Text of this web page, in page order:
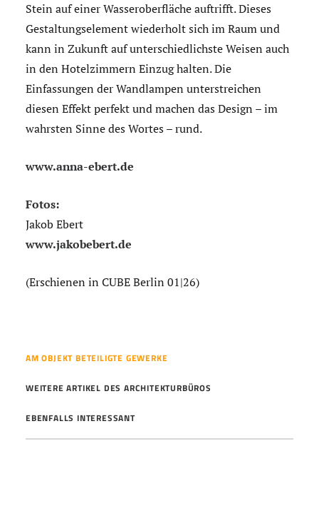
Stein auf einer Wasseroberfläche auftrifft. Dieses
Gestaltungselement wiederholt sich im Raum und
kann in Zukunft auf unterschiedlichste Weisen auch
in den Hotelzimmern Einzug halten. Die
Einfassungen der Wandlampen unterstreichen
diesen Effekt perfekt und machen das Design – im
wahrsten Sinne des Wortes – rund.
www.anna-ebert.de
Fotos:
Jakob Ebert
www.jakobebert.de
(Erschienen in CUBE Berlin 01|26)
AM OBJEKT BETEILIGTE GEWERKE
WEITERE ARTIKEL DES ARCHITEKTURBÜROS
EBENFALLS INTERESSANT